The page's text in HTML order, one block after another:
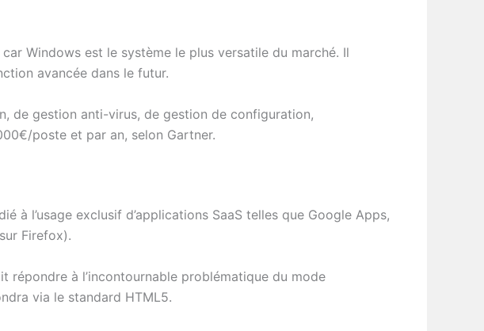
Windows est le système le plus versatile du marché. Il
avancée dans le futur.
de gestion anti-virus, de gestion de configuration,
poste et par an, selon Gartner.
à l’usage exclusif d’applications SaaS telles que Google Apps,
Firefox).
répondre à l’incontournable problématique du mode
via le standard HTML5.